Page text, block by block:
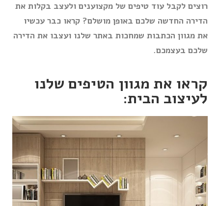
רוצים לקבל עוד טיפים של מקצוענים ולעצב בקלות את
הדירה החדשה שלכם באופן מושלם? קראו כבר עכשיו
את מגוון הכתבות שמחכות באתר שלנו ועצבו את הדירה
שלכם בעצמכם.
קראו את מגוון הטיפים שלנו
לעיצוב הבית:
עיצוב חלל הבית עם גופי
תאורה